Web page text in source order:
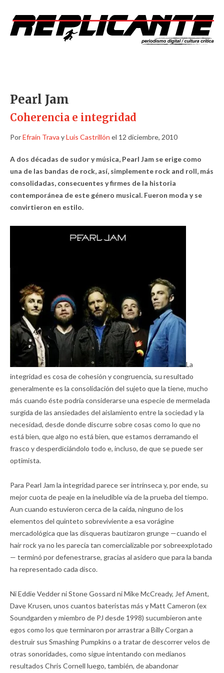
Pearl Jam
Coherencia e integridad
PorEfraín Trava yLuis Castrillón el 12 diciembre, 2010
A dos décadas de sudor y música, Pearl Jam se erige como
una de las bandas de rock, así, simplemente rock and roll, más
consolidadas, consecuentes y firmes de la historia
contemporánea de este género musical. Fueron moda y se
convirtieron en estilo.
La
integridad es cosa de cohesión y congruencia, su resultado
generalmente es la consolidación del sujeto que la tiene, mucho
más cuando éste podría considerarse una especie de mermelada
surgida de las ansiedades del aislamiento entre la sociedad y la
necesidad, desde donde discurre sobre cosas como lo que no
está bien, que algo no está bien, que estamos derramando el
frasco y desperdiciándolo todo e, incluso, de que se puede ser
optimista.
Para Pearl Jam la integridad parece ser intrínseca y, por ende, su
mejor cuota de peaje en la ineludible vía de la prueba del tiempo.
Aun cuando estuvieron cerca de la caída, ninguno de los
elementos del quinteto sobreviviente a esa vorágine
mercadológica que las disqueras bautizaron grunge —cuando el
hair rock ya no les parecía tan comercializable por sobreexplotado
— terminó por defenestrarse, gracias al asidero que para la banda
ha representado cada disco.
Ni Eddie Vedder ni Stone Gossard ni Mike McCready, Jef Ament,
Dave Krusen, unos cuantos bateristas más y Matt Cameron (ex
Soundgarden y miembro de PJ desde 1998) sucumbieron ante
egos como los que terminaron por arrastrar a Billy Corgan a
destruir sus Smashing Pumpkins o a tratar de descorrer velos de
otras sonoridades, como sigue intentando con medianos
resultados Chris Cornell luego, también, de abandonar